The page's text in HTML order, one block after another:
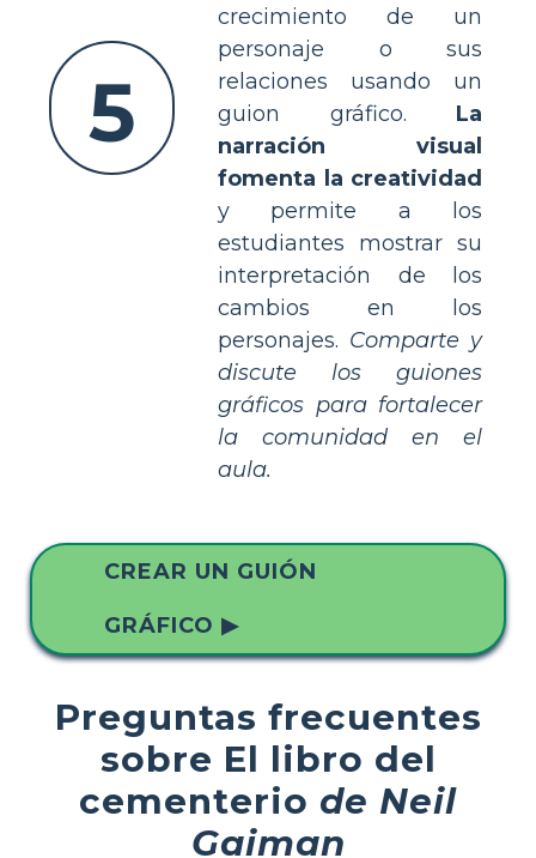
5
crecimiento de un
personaje o sus
relaciones usando un
guion gráfico. La
narración visual
fomenta la creatividad
y permite a los
estudiantes mostrar su
interpretación de los
cambios en los
personajes. Comparte y
discute los guiones
gráficos para fortalecer
la comunidad en el
aula.
CREAR UN GUIÓN
GRÁFICO ▶
Preguntas frecuentes
sobre El libro del
cementerio de Neil
Gaiman